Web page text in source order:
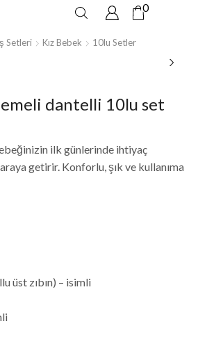
0
Setleri Kız Bebek 10lu Setler
dantelli 10lu set
ilk günlerinde ihtiyaç
getirir. Konforlu, şık ve kullanıma
üst zıbın) – isimli